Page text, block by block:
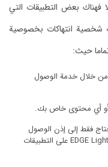
فهناك بعض التطبيقات التي
شخصية انتهاكات بخصوصية
حيث:
خلال خدمة الوصول
أو أي محتوى خاص بك.
فقط إلى إذن الوصول
لخدمات إمكانية الوصول مطلوبة لعرض EDGE Lighting على التطبيقات